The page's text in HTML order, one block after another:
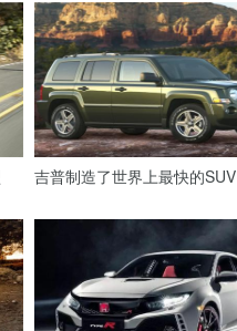
吉普制造了世界上最快的SUV